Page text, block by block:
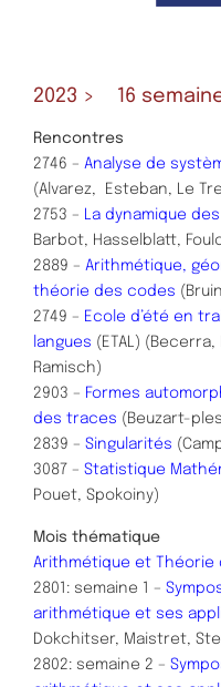
2023 > 16
Rencontres
2746 – Analyse de
(Alvarez, Esteban, Le
2753 – La dynamique
Barbot, Hasselblatt,
2889 – Arithmétique,
théorie des codes
2749 – Ecole d’été en
langues (ETAL)
Ramisch)
2903 – Formes
des traces (Beuzart-
2839 – Singularités
3087 – Statistique
Pouet, Spokoiny)
Mois thématique
Arithmétique et Théorie
2801: semaine 1 –
arithmétique et ses
Dokchitser, Maistret,
2802: semaine 2 –